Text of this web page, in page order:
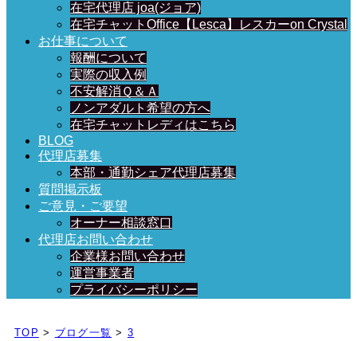
在宅代理店 joa(ジョア)
在宅チャットOffice【Lesca】レスカーon Crystal
お仕事について
報酬について
実際の収入例
不安解消Ｑ＆Ａ
ノンアダルト希望の方へ
在宅チャットレディはこちら
BLOG
代理店募集
本部・通勤シェア代理店募集
質問掲示板
ご意見・ご要望
オーナー相談窓口
代理店お問い合わせ
企業様お問い合わせ
運営事業者
プライバシーポリシー
日々、ブログを更新中！
TOP > ブログ一覧 > 3